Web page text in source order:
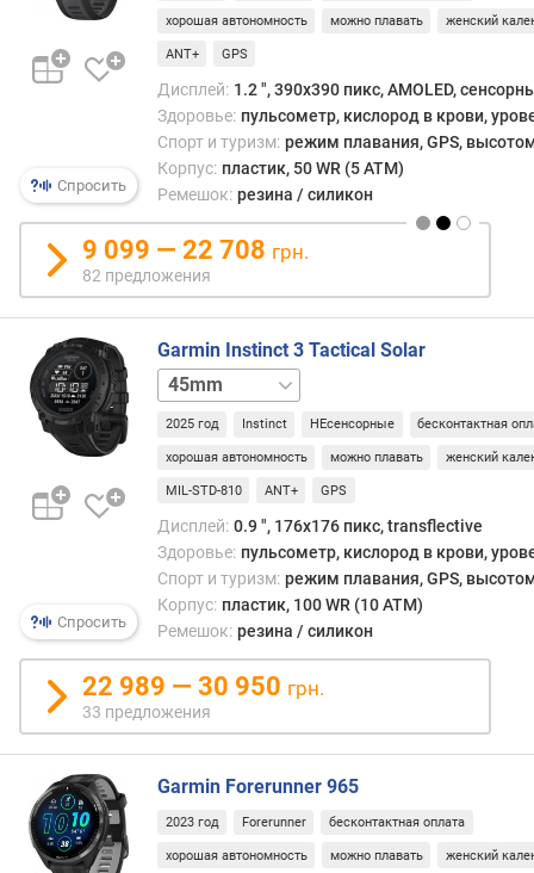
и
ы
о
ь
н
и
т
)
з
щ
и
и
ф
е
р
б
л
т
а
в
Спросить
хорошая автономность можно плавать женский
ANT+ GPS
Дисплей: 1.2 ", 390x390 пикс, AMOLED,
Здоровье: пульсометр, кислород в крови,
Спорт и туризм: режим плавания, GPS,
Корпус: пластик, 50 WR (5 ATM)
Ремешок: резина / силикон
9 099 — 22 708 грн.
82 предложения
Спросить
Garmin Instinct 3 Tactical Solar
50mm
2025 год Instinct НЕсенсорные бесконтактная
хорошая автономность можно плавать женский
MIL-STD-810 ANT+ GPS
Дисплей: 0.9 ", 176x176 пикс, transflective
Здоровье: пульсометр, кислород в крови,
Спорт и туризм: режим плавания, GPS,
Корпус: пластик, 100 WR (10 ATM)
Ремешок: резина / силикон
22 989 — 30 950 грн.
33 предложения
Garmin Forerunner 965
2023 год Forerunner бесконтактная оплата
хорошая автономность можно плавать женский